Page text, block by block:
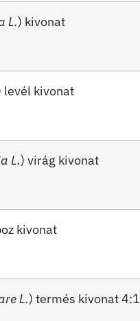
L.) kivonat
levél kivonat
L.) virág kivonat
kivonat
L.) termés kivonat 4:1